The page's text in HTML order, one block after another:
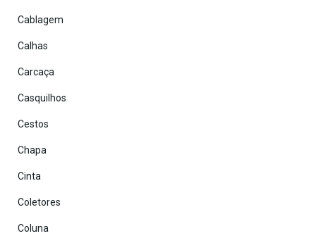
Cablagem
Calhas
Carcaça
Casquilhos
Cestos
Chapa
Cinta
Coletores
Coluna